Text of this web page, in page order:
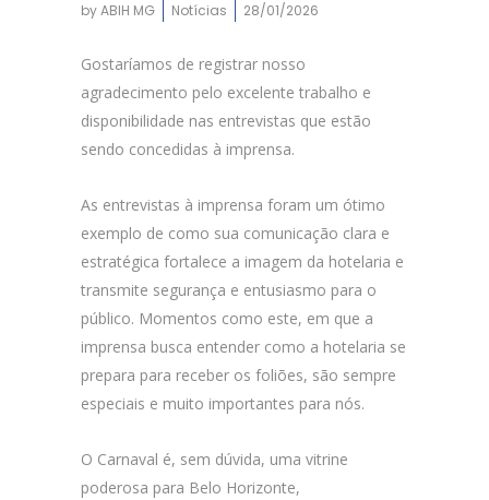
byABIH MG Notícias 28/01/2026
Gostaríamos de registrar nosso
agradecimento pelo excelente trabalho e
disponibilidade nas entrevistas que estão
sendo concedidas à imprensa.
As entrevistas à imprensa foram um ótimo
exemplo de como sua comunicação clara e
estratégica fortalece a imagem da hotelaria e
transmite segurança e entusiasmo para o
público. Momentos como este, em que a
imprensa busca entender como a hotelaria se
prepara para receber os foliões, são sempre
especiais e muito importantes para nós.
O Carnaval é, sem dúvida, uma vitrine
poderosa para Belo Horizonte,